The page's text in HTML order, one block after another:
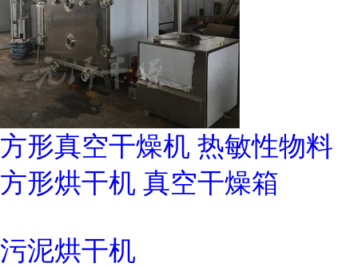
方形真空干燥机 热敏性物料
方形烘干机 真空干燥箱
污泥烘干机